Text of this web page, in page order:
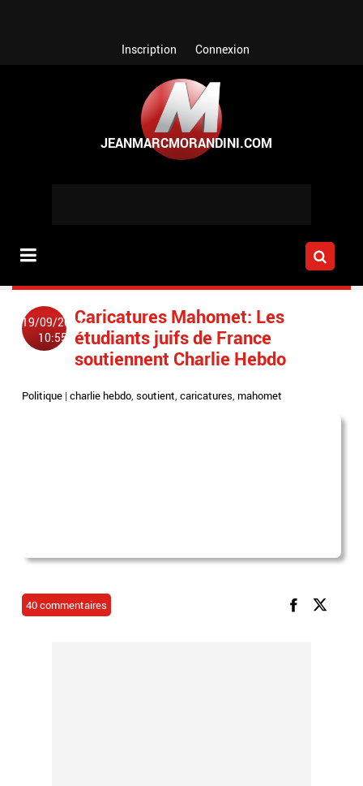
Inscription Connexion
19/09/2012
10:55
Caricatures Mahomet: Les
étudiants juifs de France
soutiennent Charlie Hebdo
Politique |charlie hebdo,soutient,caricatures,mahomet
40 commentaires